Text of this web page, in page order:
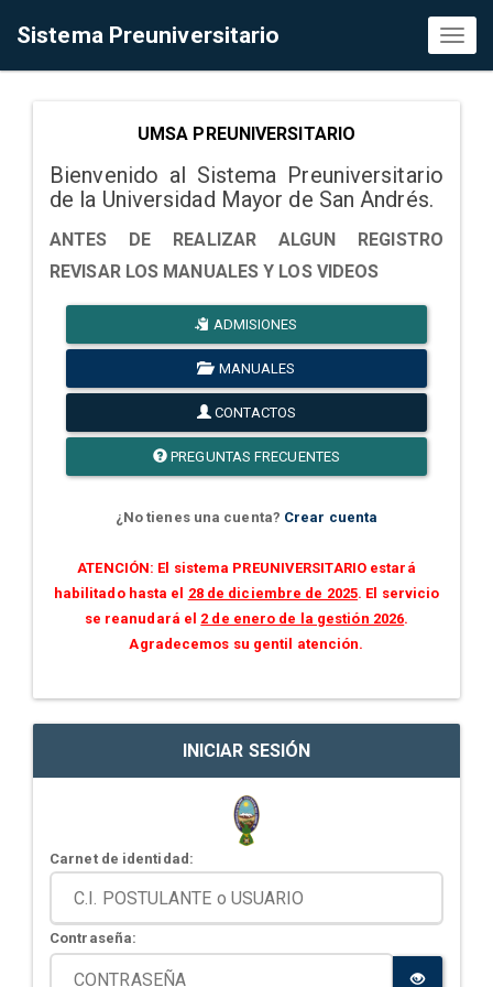
Sistema Preuniversitario
UMSA PREUNIVERSITARIO
Bienvenido al Sistema Preuniversitario
de la Universidad Mayor de San Andrés.
ANTES DE REALIZAR ALGUN REGISTRO
REVISAR LOS MANUALES Y LOS VIDEOS
ADMISIONES
MANUALES
CONTACTOS
PREGUNTAS FRECUENTES
¿No tienes una cuenta? Crear cuenta
ATENCIÓN: El sistema PREUNIVERSITARIO estará
habilitado hasta el 28 de diciembre de 2025. El servicio
se reanudará el 2 de enero de la gestión 2026.
Agradecemos su gentil atención.
INICIAR SESIÓN
Carnet de identidad:
Contraseña: